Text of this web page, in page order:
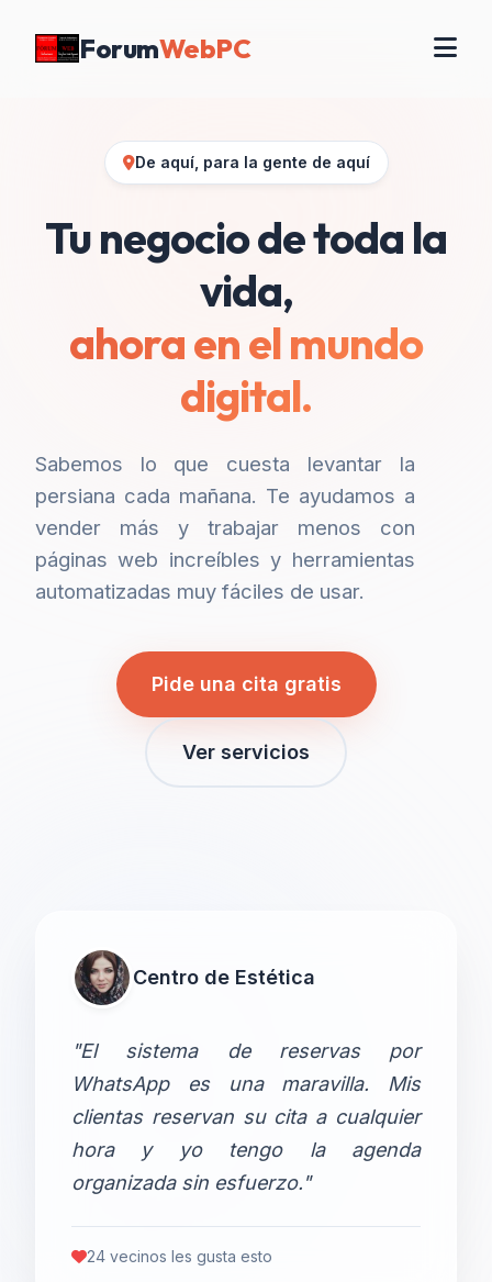
ForumWebPC
De aquí, para la gente de aquí
Tu negocio de toda la
vida,
ahora en el mundo
digital.
Sabemos lo que cuesta levantar la
persiana cada mañana. Te ayudamos a
vender más y trabajar menos con
páginas web increíbles y herramientas
automatizadas muy fáciles de usar.
Pide una cita gratis
Ver servicios
Centro de Estética
"El sistema de reservas por
WhatsApp es una maravilla. Mis
clientas reservan su cita a cualquier
hora y yo tengo la agenda
organizada sin esfuerzo."
24 vecinos les gusta esto